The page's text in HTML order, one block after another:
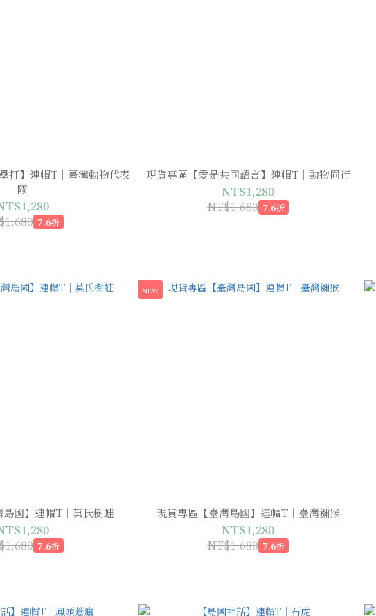
打】連帽T｜臺灣動物代表
隊
7.6折
現貨專區【愛是共同語言】連帽T｜動物同行
NT$1,280
NT$1,680 7.6折
國】連帽T｜莫氏樹蛙
7.6折
NEW
現貨專區【臺灣島國】連帽T｜臺灣獼猴
NT$1,280
NT$1,680 7.6折